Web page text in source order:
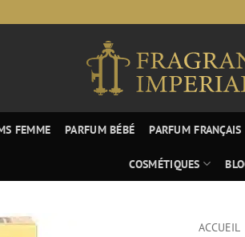
FEMME PARFUM BÉBÉ PARFUM FRANÇAIS
COSMÉTIQUES
ACCUEIL